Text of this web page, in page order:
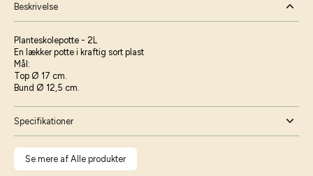
Beskrivelse
Planteskolepotte - 2L
En lækker potte i kraftig sort plast
Mål:
Top Ø 17 cm.
Bund Ø 12,5 cm.
Specifikationer
Se mere af Alle produkter